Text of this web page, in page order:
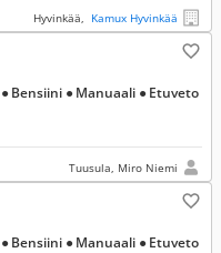
Hyvinkää, Kamux Hyvinkää
● Bensiini ● Manuaali ● Etuveto
Tuusula, Miro Niemi
● Bensiini ● Manuaali ● Etuveto